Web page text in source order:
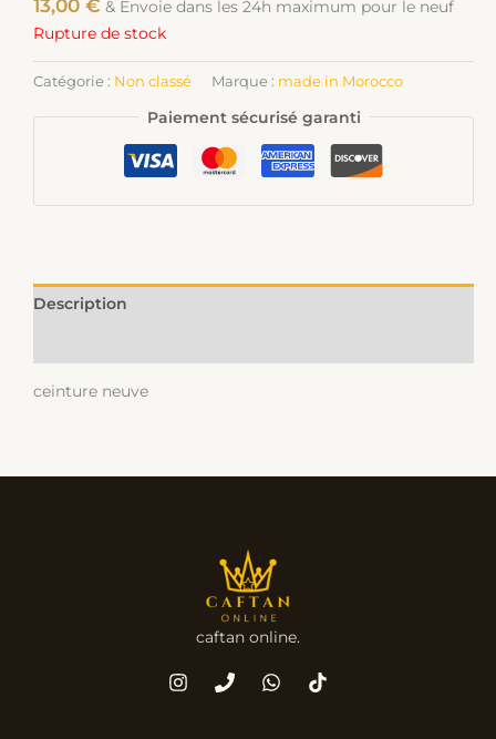
13,00 € & Envoie dans les 24h maximum pour le neuf
Rupture de stock
Catégorie : Non classé Marque : made in Morocco
Paiement sécurisé garanti
Description
ceinture neuve
caftan online.